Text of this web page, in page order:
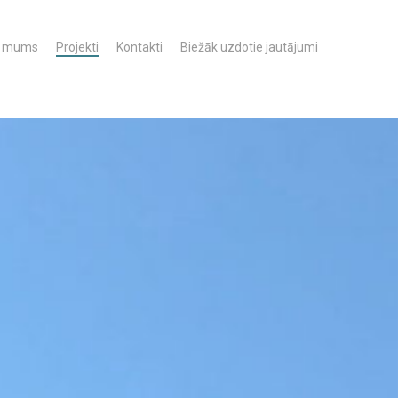
mums Projekti Kontakti Biežāk uzdotie jautājumi